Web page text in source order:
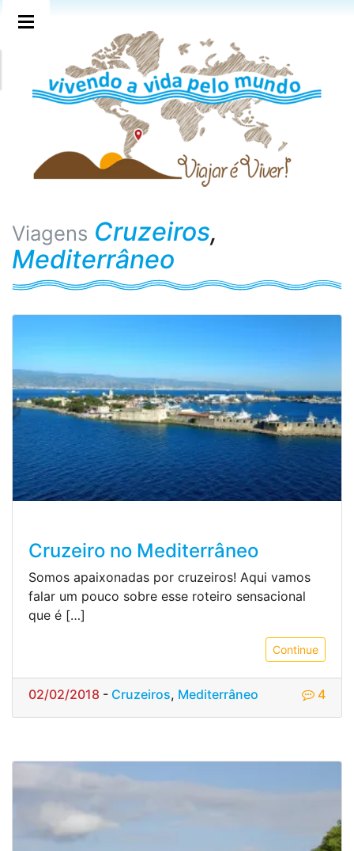
Viagens Cruzeiros,
Mediterrâneo
Cruzeiro no Mediterrâneo
Somos apaixonadas por cruzeiros! Aqui vamos
falar um pouco sobre esse roteiro sensacional
que é […]
Continue
02/02/2018 - Cruzeiros, Mediterrâneo 4